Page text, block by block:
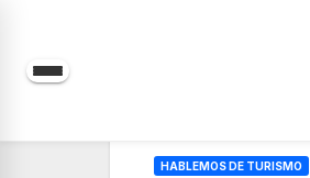
Saltar
HABLEMOS DE TURISMO